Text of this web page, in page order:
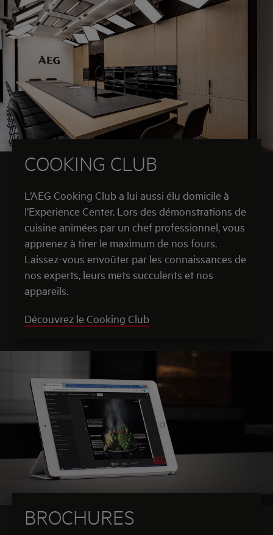
COOKING CLUB
L’AEG Cooking Club a lui aussi élu domicile à
l’Experience Center. Lors des démonstrations de
cuisine animées par un chef professionnel, vous
apprenez à tirer le maximum de nos fours.
Laissez-vous envoûter par les connaissances de
nos experts, leurs mets succulents et nos
appareils.
Découvrez le Cooking Club
BROCHURES